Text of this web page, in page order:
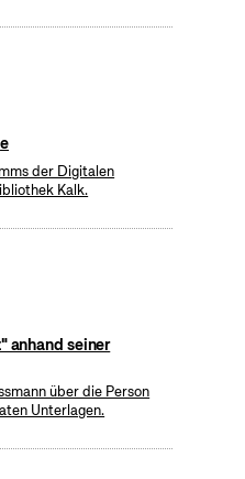
der Digitalen
Kalk.
anhand seiner
über die Person
Unterlagen.